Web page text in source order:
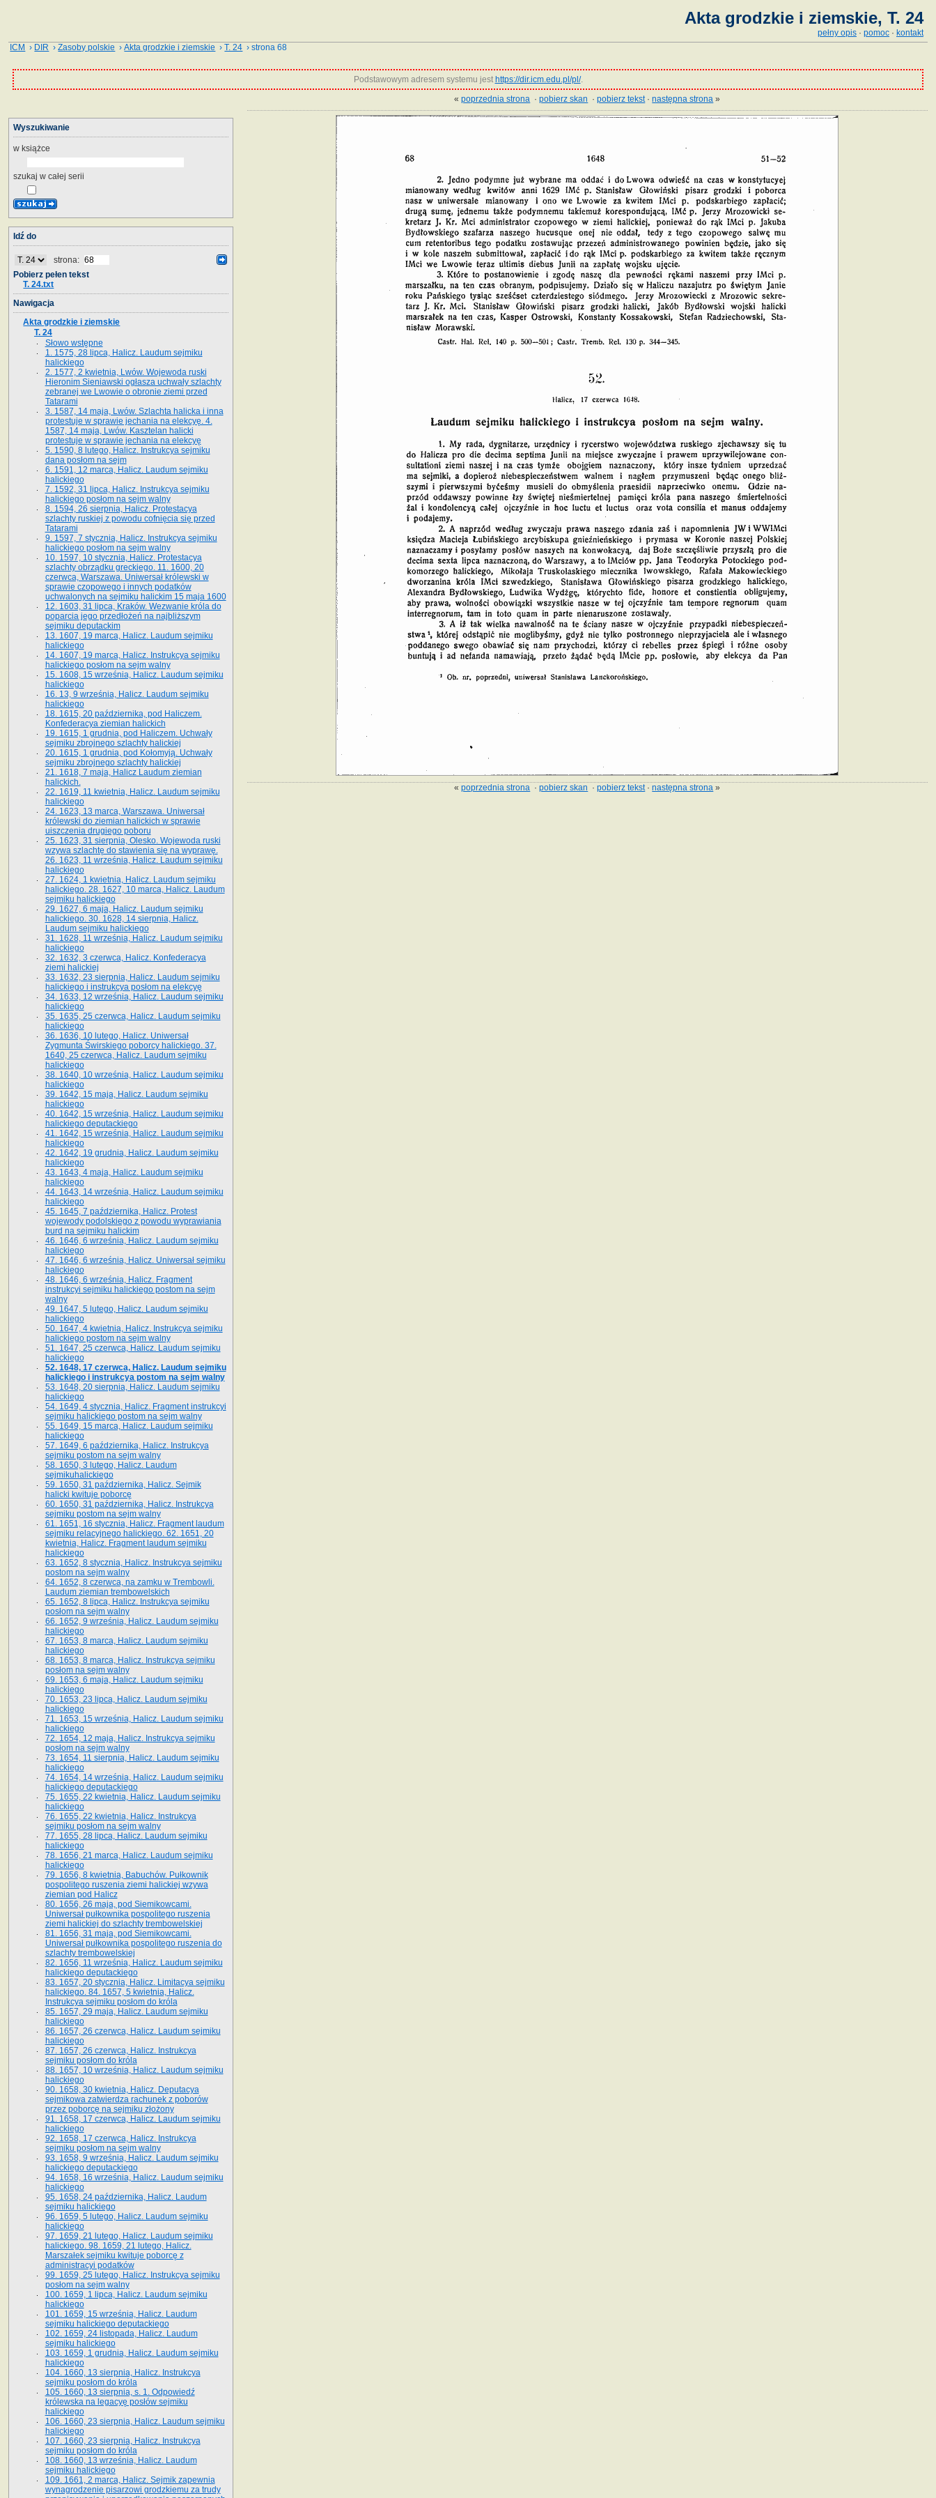
Akta grodzkie i ziemskie, T. 24
pełny opis · pomoc · kontakt
ICM › DIR ›Zasoby polskie ›Akta grodzkie i ziemskie ›T. 24 › strona 68
Podstawowym adresem systemu jest https://dir.icm.edu.pl/pl/.
«poprzednia strona ·pobierz skan ·pobierz tekst·następna strona »
«poprzednia strona ·pobierz skan ·pobierz tekst·następna strona »
Wyszukiwanie
w książce
szukaj w całej serii
Idź do
strona:
Pobierz pełen tekst
T. 24.txt
Nawigacja
Akta grodzkie i ziemskie
T. 24
Słowo wstępne
1. 1575, 28 lipca, Halicz. Laudum sejmiku
halickiego
2. 1577, 2 kwietnia, Lwów. Wojewoda ruski
Hieronim Sieniawski ogłasza uchwały szlachty
zebranej we Lwowie o obronie ziemi przed
Tatarami
3. 1587, 14 maja, Lwów. Szlachta halicka i inna
protestuje w sprawie jechania na elekcyę. 4.
1587, 14 maja, Lwów. Kasztelan halicki
protestuje w sprawie jechania na elekcyę
5. 1590, 8 lutego, Halicz. Instrukcya sejmiku
dana posłom na sejm
6. 1591, 12 marca, Halicz. Laudum sejmiku
halickiego
7. 1592, 31 lipca, Halicz. Instrukcya sejmiku
halickiego posłom na sejm walny
8. 1594, 26 sierpnia, Halicz. Protestacya
szlachty ruskiej z powodu cofnięcia się przed
Tatarami
9. 1597, 7 stycznia, Halicz. Instrukcya sejmiku
halickiego posłom na sejm walny
10. 1597, 10 stycznia, Halicz. Protestacya
szlachty obrządku greckiego. 11. 1600, 20
czerwca, Warszawa. Uniwersał królewski w
sprawie czopowego i innych podatków
uchwalonych na sejmiku halickim 15 maja 1600
12. 1603, 31 lipca, Kraków. Wezwanie króla do
poparcia jego przedłożeń na najbliższym
sejmiku deputackim
13. 1607, 19 marca, Halicz. Laudum sejmiku
halickiego
14. 1607, 19 marca, Halicz. Instrukcya sejmiku
halickiego posłom na sejm walny
15. 1608, 15 września, Halicz. Laudum sejmiku
halickiego
16. 13, 9 września, Halicz. Laudum sejmiku
halickiego
18. 1615, 20 października, pod Haliczem.
Konfederacya ziemian halickich
19. 1615, 1 grudnia, pod Haliczem. Uchwały
sejmiku zbrojnego szlachty halickiej
20. 1615, 1 grudnia, pod Kołomyją. Uchwały
sejmiku zbrojnego szlachty halickiej
21. 1618, 7 maja, Halicz Laudum ziemian
halickich.
22. 1619, 11 kwietnia, Halicz. Laudum sejmiku
halickiego
24. 1623, 13 marca, Warszawa. Uniwersał
królewski do ziemian halickich w sprawie
uiszczenia drugiego poboru
25. 1623, 31 sierpnia, Olesko. Wojewoda ruski
wzywa szlachtę do stawienia się na wyprawę.
26. 1623, 11 września, Halicz. Laudum sejmiku
halickiego
27. 1624, 1 kwietnia, Halicz. Laudum sejmiku
halickiego. 28. 1627, 10 marca, Halicz. Laudum
sejmiku halickiego
29. 1627, 6 maja, Halicz. Laudum sejmiku
halickiego. 30. 1628, 14 sierpnia, Halicz.
Laudum sejmiku halickiego
31. 1628, 11 września, Halicz. Laudum sejmiku
halickiego
32. 1632, 3 czerwca, Halicz. Konfederacya
ziemi halickiej
33. 1632, 23 sierpnia, Halicz. Laudum sejmiku
halickiego i instrukcya posłom na elekcyę
34. 1633, 12 września, Halicz. Laudum sejmiku
halickiego
35. 1635, 25 czerwca, Halicz. Laudum sejmiku
halickiego
36. 1636, 10 lutego, Halicz. Uniwersał
Zygmunta Świrskiego poborcy halickiego. 37.
1640, 25 czerwca, Halicz. Laudum sejmiku
halickiego
38. 1640, 10 września, Halicz. Laudum sejmiku
halickiego
39. 1642, 15 maja, Halicz. Laudum sejmiku
halickiego
40. 1642, 15 września, Halicz. Laudum sejmiku
halickiego deputackiego
41. 1642, 15 września, Halicz. Laudum sejmiku
halickiego
42. 1642, 19 grudnia, Halicz. Laudum sejmiku
halickiego
43. 1643, 4 maja, Halicz. Laudum sejmiku
halickiego
44. 1643, 14 września, Halicz. Laudum sejmiku
halickiego
45. 1645, 7 października, Halicz. Protest
wojewody podolskiego z powodu wyprawiania
burd na sejmiku halickim
46. 1646, 6 września, Halicz. Laudum sejmiku
halickiego
47. 1646, 6 września, Halicz. Uniwersał sejmiku
halickiego
48. 1646, 6 września, Halicz. Fragment
instrukcyi sejmiku halickiego postom na sejm
walny
49. 1647, 5 lutego, Halicz. Laudum sejmiku
halickiego
50. 1647, 4 kwietnia, Halicz. Instrukcya sejmiku
halickiego postom na sejm walny
51. 1647, 25 czerwca, Halicz. Laudum sejmiku
halickiego
52. 1648, 17 czerwca, Halicz. Laudum sejmiku
halickiego i instrukcya postom na sejm walny
53. 1648, 20 sierpnia, Halicz. Laudum sejmiku
halickiego
54. 1649, 4 stycznia, Halicz. Fragment instrukcyi
sejmiku halickiego postom na sejm walny
55. 1649, 15 marca, Halicz. Laudum sejmiku
halickiego
57. 1649, 6 października, Halicz. Instrukcya
sejmiku postom na sejm walny
58. 1650, 3 lutego, Halicz. Laudum
sejmikuhalickiego
59. 1650, 31 października, Halicz. Sejmik
halicki kwituje poborcę
60. 1650, 31 października, Halicz. Instrukcya
sejmiku postom na sejm walny
61. 1651, 16 stycznia, Halicz. Fragment laudum
sejmiku relacyjnego halickiego. 62. 1651, 20
kwietnia, Halicz. Fragment laudum sejmiku
halickiego
63. 1652, 8 stycznia, Halicz. Instrukcya sejmiku
postom na sejm walny
64. 1652, 8 czerwca, na zamku w Trembowli.
Laudum ziemian trembowelskich
65. 1652, 8 lipca, Halicz. Instrukcya sejmiku
posłom na sejm walny
66. 1652, 9 września, Halicz. Laudum sejmiku
halickiego
67. 1653, 8 marca, Halicz. Laudum sejmiku
halickiego
68. 1653, 8 marca, Halicz. Instrukcya sejmiku
posłom na sejm walny
69. 1653, 6 maja, Halicz. Laudum sejmiku
halickiego
70. 1653, 23 lipca, Halicz. Laudum sejmiku
halickiego
71. 1653, 15 września, Halicz. Laudum sejmiku
halickiego
72. 1654, 12 maja, Halicz. Instrukcya sejmiku
posłom na sejm walny
73. 1654, 11 sierpnia, Halicz. Laudum sejmiku
halickiego
74. 1654, 14 września, Halicz. Laudum sejmiku
halickiego deputackiego
75. 1655, 22 kwietnia, Halicz. Laudum sejmiku
halickiego
76. 1655, 22 kwietnia, Halicz. Instrukcya
sejmiku posłom na sejm walny
77. 1655, 28 lipca, Halicz. Laudum sejmiku
halickiego
78. 1656, 21 marca, Halicz. Laudum sejmiku
halickiego
79. 1656, 8 kwietnia, Babuchów. Pułkownik
pospolitego ruszenia ziemi halickiej wzywa
ziemian pod Halicz
80. 1656, 26 maja, pod Siemikowcami.
Uniwersał pułkownika pospolitego ruszenia
ziemi halickiej do szlachty trembowelskiej
81. 1656, 31 maja, pod Siemikowcami.
Uniwersał pułkownika pospolitego ruszenia do
szlachty trembowelskiej
82. 1656, 11 września, Halicz. Laudum sejmiku
halickiego deputackiego
83. 1657, 20 stycznia, Halicz. Limitacya sejmiku
halickiego. 84. 1657, 5 kwietnia, Halicz.
Instrukcya sejmiku posłom do króla
85. 1657, 29 maja, Halicz. Laudum sejmiku
halickiego
86. 1657, 26 czerwca, Halicz. Laudum sejmiku
halickiego
87. 1657, 26 czerwca, Halicz. Instrukcya
sejmiku posłom do króla
88. 1657, 10 września, Halicz. Laudum sejmiku
halickiego
90. 1658, 30 kwietnia, Halicz. Deputacya
sejmikowa zatwierdza rachunek z poborów
przez poborcę na sejmiku złożony
91. 1658, 17 czerwca, Halicz. Laudum sejmiku
halickiego
92. 1658, 17 czerwca, Halicz. Instrukcya
sejmiku posłom na sejm walny
93. 1658, 9 września, Halicz. Laudum sejmiku
halickiego deputackiego
94. 1658, 16 września, Halicz. Laudum sejmiku
halickiego
95. 1658, 24 października, Halicz. Laudum
sejmiku halickiego
96. 1659, 5 lutego, Halicz. Laudum sejmiku
halickiego
97. 1659, 21 lutego, Halicz. Laudum sejmiku
halickiego. 98. 1659, 21 lutego, Halicz.
Marszałek sejmiku kwituje poborcę z
administracyi podatków
99. 1659, 25 lutego, Halicz. Instrukcya sejmiku
posłom na sejm walny
100. 1659, 1 lipca, Halicz. Laudum sejmiku
halickiego
101. 1659, 15 września, Halicz. Laudum
sejmiku halickiego deputackiego
102. 1659, 24 listopada, Halicz. Laudum
sejmiku halickiego
103. 1659, 1 grudnia, Halicz. Laudum sejmiku
halickiego
104. 1660, 13 sierpnia, Halicz. Instrukcya
sejmiku posłom do króla
105. 1660, 13 sierpnia, s. 1. Odpowiedź
królewska na legacyę posłów sejmiku
halickiego
106. 1660, 23 sierpnia, Halicz. Laudum sejmiku
halickiego
107. 1660, 23 sierpnia, Halicz. Instrukcya
sejmiku posłom do króla
108. 1660, 13 września, Halicz. Laudum
sejmiku halickiego
109. 1661, 2 marca, Halicz. Sejmik zapewnia
wynagrodzenie pisarzowi grodzkiemu za trudy